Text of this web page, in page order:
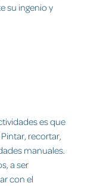
su ingenio y
es que
. Pintar, recortar,
manuales.
a ser
con el